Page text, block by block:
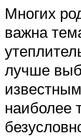
Многих
важна
лучше
наиболее